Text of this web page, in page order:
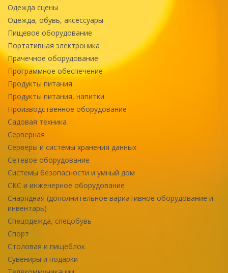
Одежда сцены
Одежда, обувь, аксессуары
Пищевое оборудование
Портативная электроника
Прачечное оборудование
Программное обеспечение
Продукты питания
Продукты питания, напитки
Производственное оборудование
Садовая техника
Серверная
Серверы и системы хранения данных
Сетевое оборудование
Системы безопасности и умный дом
СКС и инженерное оборудование
Снарядная (дополнительное вариативное оборудование и
инвентарь)
Спецодежда, спецобувь
Спорт
Столовая и пищеблок
Сувениры и подарки